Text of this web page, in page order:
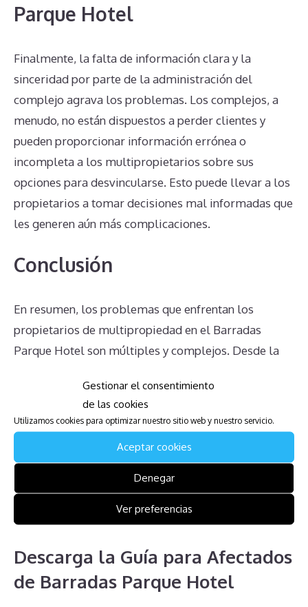
Gestionar el consentimiento
de las cookies
Utilizamos cookies para optimizar nuestro sitio web y nuestro servicio.
Aceptar cookies
Denegar
Ver preferencias
Parque Hotel
Finalmente, la falta de información clara y la
sinceridad por parte de la administración del
complejo agrava los problemas. Los complejos, a
menudo, no están dispuestos a perder clientes y
pueden proporcionar información errónea o
incompleta a los multipropietarios sobre sus
opciones para desvincularse. Esto puede llevar a los
propietarios a tomar decisiones mal informadas que
les generen aún más complicaciones.
Conclusión
En resumen, los problemas que enfrentan los
propietarios de multipropiedad en el Barradas
Parque Hotel son múltiples y complejos. Desde la
la dificultad para anular contratos y la ineptitud del
mercado para vender la propiedad, estos desafíos
pueden ser sumamente frustrantes. Es fundamental
que los propietarios se informen adecuadamente y
busquen asesoría legal para navegar estas
complicaciones y tomar decisiones informadas
sobre su multipropiedad.
Descarga la Guía para Afectados
de Barradas Parque Hotel